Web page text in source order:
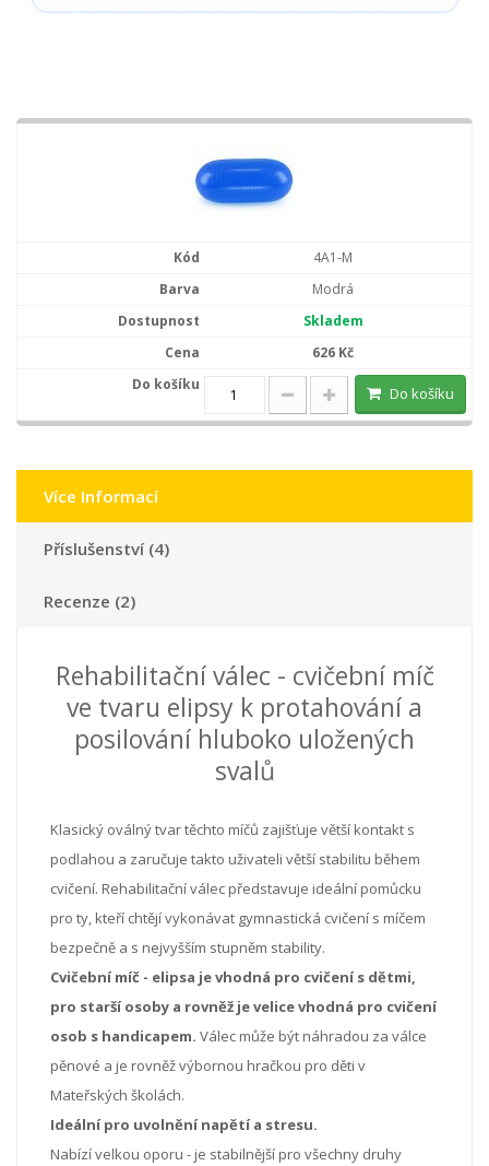
4A1-M
Modrá
Skladem
626 Kč
Do košíku
Více Informací
Příslušenství (4)
Recenze (2)
Rehabilitační válec - cvičební míč
ve tvaru elipsy k protahování a
posilování hluboko uložených
svalů
Klasický oválný tvar těchto míčů zajišťuje větší kontakt s
podlahou a zaručuje takto uživateli větší stabilitu během
cvičení. Rehabilitační válec představuje ideální pomůcku
pro ty, kteří chtějí vykonávat gymnastická cvičení s míčem
bezpečně a s nejvyšším stupněm stability.
Cvičební míč - elipsa je vhodná pro cvičení s dětmi,
pro starší osoby a rovněž je velice vhodná pro cvičení
osob s handicapem. Válec může být náhradou za válce
pěnové a je rovněž výbornou hračkou pro děti v
Mateřských školách.
Ideální pro uvolnění napětí a stresu.
Nabízí velkou oporu - je stabilnější pro všechny druhy